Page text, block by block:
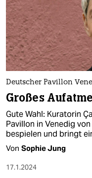
unterstützen
abo
genossenschaft
Deutscher Pavillon
Großes
Gute Wahl: Kuratorin
Pavillon in Venedig
bespielen und bringt
Von Sophie Jung
17.1.2024